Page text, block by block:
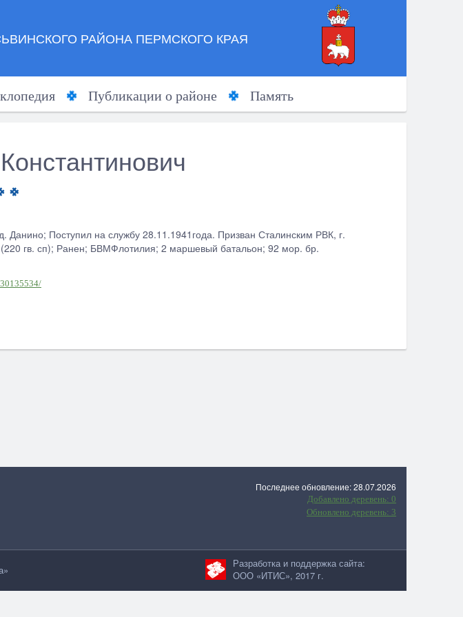
РАЙОНА ПЕРМСКОГО КРАЯ
Публикации о районе Память
Данино; Поступил на службу 28.11.1941года. Призван Сталинским РВК, г.
гв. сп); Ранен; БВМФлотилия; 2 маршевый батальон; 92 мор. бр.
Последнее обновление: 28.07.2026
Добавлено деревень: 0
Обновлено деревень: 3
Разработка и поддержка сайта:
ООО «ИТИС», 2017 г.